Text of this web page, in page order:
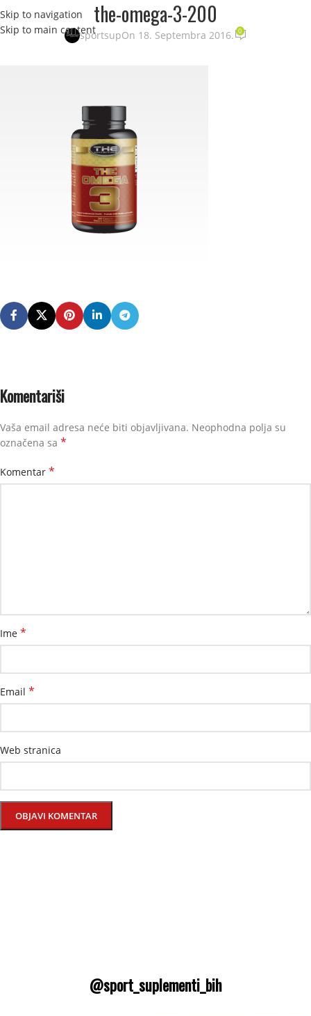
Skip to navigation
Skip to main content
the-omega-3-200
sportsupOn 18. Septembra 2016. 0
Komentariši
Vaša email adresa neće biti objavljivana. Neophodna polja su
označena sa *
Komentar *
Ime *
Email *
Web stranica
@sport_suplementi_bih